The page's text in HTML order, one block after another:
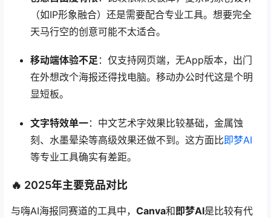
（如IP形象融合）还是需要配合专业工具。想要完全
天马行空的创意可能不太适合。
移动端体验不足 ：仅支持网页端，无App版本，出门
在外想改个海报还得找电脑。移动办公时代这是个明
显短板。
文字特效单一：中文艺术字效果比较基础，金属蚀
刻、水墨晕染等高级效果还做不到。这方面比即梦AI
等专业工具确实有差距。
🔥 2025年主要竞品对比
与嗨AI海报同赛道的工具中， Canva和即梦AI是比较有代